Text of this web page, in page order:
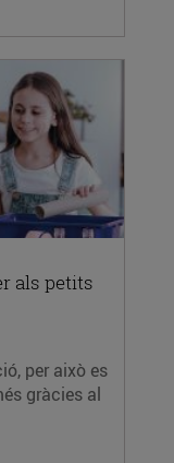
als petits
per això es
gràcies al